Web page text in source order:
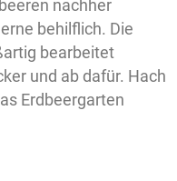
nachher
behilflich. Die
bearbeitet
und ab dafür. Hach
Erdbeergarten